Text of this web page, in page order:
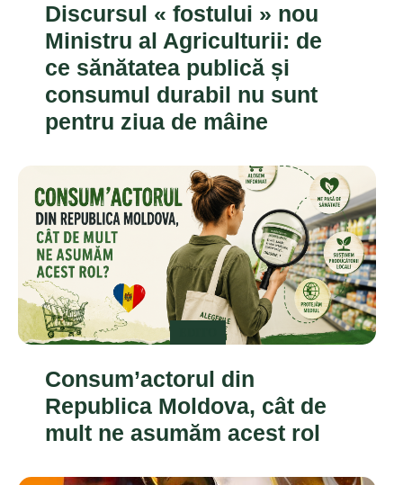
Discursul « fostului » nou
Ministru al Agriculturii: de
ce sănătatea publică și
consumul durabil nu sunt
pentru ziua de mâine
Consum’actorul din
Republica Moldova, cât de
mult ne asumăm acest rol